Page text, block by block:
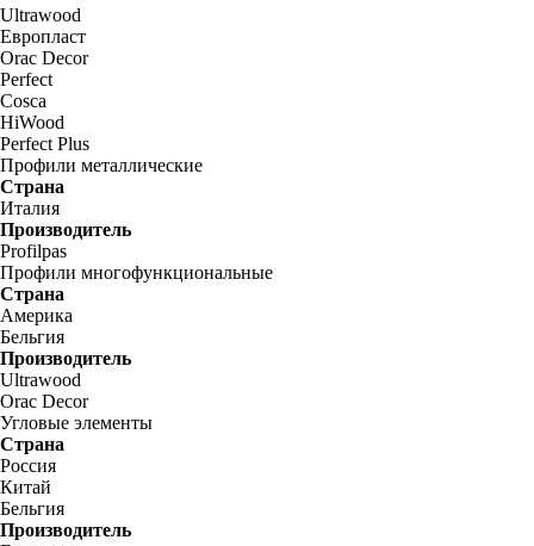
Ultrawood
Европласт
Orac Decor
Perfect
Cosca
HiWood
Perfect Plus
Профили металлические
Страна
Италия
Производитель
Profilpas
Профили многофункциональные
Страна
Америка
Бельгия
Производитель
Ultrawood
Orac Decor
Угловые элементы
Страна
Россия
Китай
Бельгия
Производитель